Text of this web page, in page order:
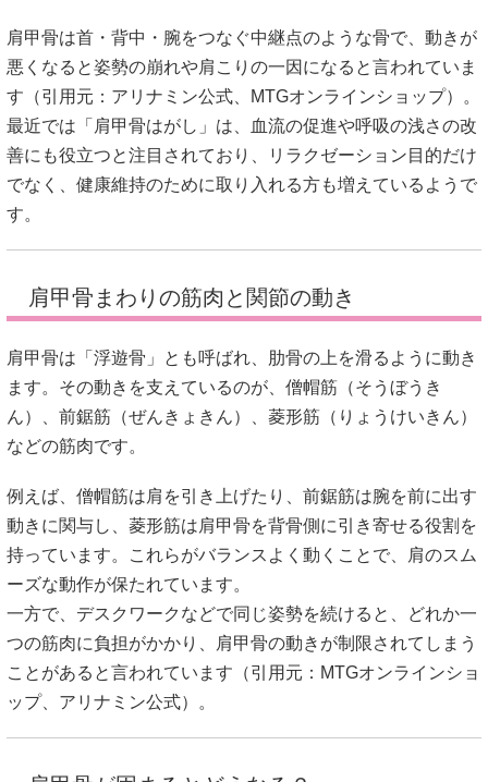
肩甲骨は首・背中・腕をつなぐ中継点のような骨で、動きが
悪くなると姿勢の崩れや肩こりの一因になると言われていま
す（引用元： アリナミン公式 MTGオンラインショップ）。
最近では「肩甲骨はがし」は、血流の促進や呼吸の浅さの改
善にも役立つと注目されており、リラクゼーション目的だけ
でなく、健康維持のために取り入れる方も増えているようで
す。
肩甲骨まわりの筋肉と関節の動き
肩甲骨は「浮遊骨」とも呼ばれ、肋骨の上を滑るように動き
ます。その動きを支えているのが、僧帽筋（そうぼうき
ん）、前鋸筋（ぜんきょきん）、菱形筋（りょうけいきん）
などの筋肉です。
例えば、僧帽筋は肩を引き上げたり、前鋸筋は腕を前に出す
動きに関与し、菱形筋は肩甲骨を背骨側に引き寄せる役割を
持っています。これらがバランスよく動くことで、肩のスム
ーズな動作が保たれています。
一方で、デスクワークなどで同じ姿勢を続けると、どれか一
つの筋肉に負担がかかり、肩甲骨の動きが制限されてしまう
ことがあると言われています（引用元： MTGオンラインショ
ップ、 アリナミン公式）。